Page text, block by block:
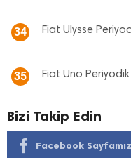
34 Fiat Ulysse
35 Fiat Uno Periyodik
Bizi Takip Edin
Facebook